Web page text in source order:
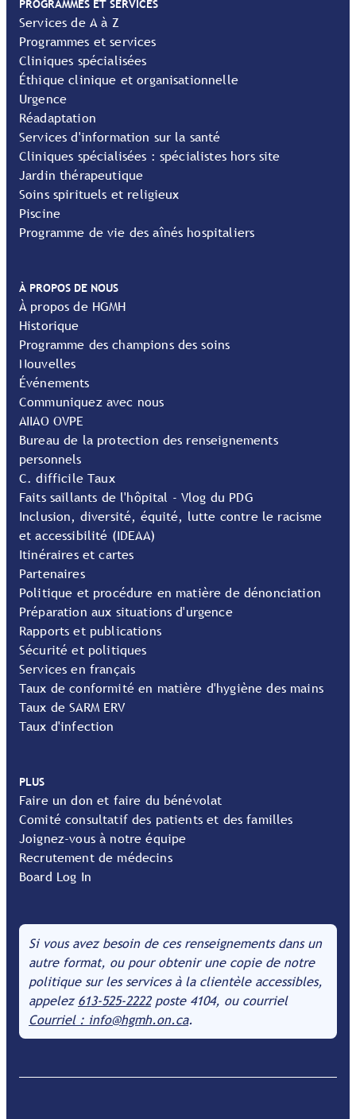
PROGRAMMES ET SERVICES
Services de A à Z
Programmes et services
Cliniques spécialisées
Éthique clinique et organisationnelle
Urgence
Réadaptation
Services d'information sur la santé
Cliniques spécialisées : spécialistes hors site
Jardin thérapeutique
Soins spirituels et religieux
Piscine
Programme de vie des aînés hospitaliers
À PROPOS DE NOUS
À propos de HGMH
Historique
Programme des champions des soins
Nouvelles
Événements
Communiquez avec nous
AIIAO OVPE
Bureau de la protection des renseignements
personnels
C. difficile Taux
Faits saillants de l'hôpital - Vlog du PDG
Inclusion, diversité, équité, lutte contre le racisme
et accessibilité (IDEAA)
Itinéraires et cartes
Partenaires
Politique et procédure en matière de dénonciation
Préparation aux situations d'urgence
Rapports et publications
Sécurité et politiques
Services en français
Taux de conformité en matière d'hygiène des mains
Taux de SARM ERV
Taux d'infection
PLUS
Faire un don et faire du bénévolat
Comité consultatif des patients et des familles
Joignez-vous à notre équipe
Recrutement de médecins
Board Log In
Si vous avez besoin de ces renseignements dans un
autre format, ou pour obtenir une copie de notre
politique sur les services à la clientèle accessibles,
appelez 613-525-2222poste 4104, ou courriel
Courriel : info@hgmh.on.ca.